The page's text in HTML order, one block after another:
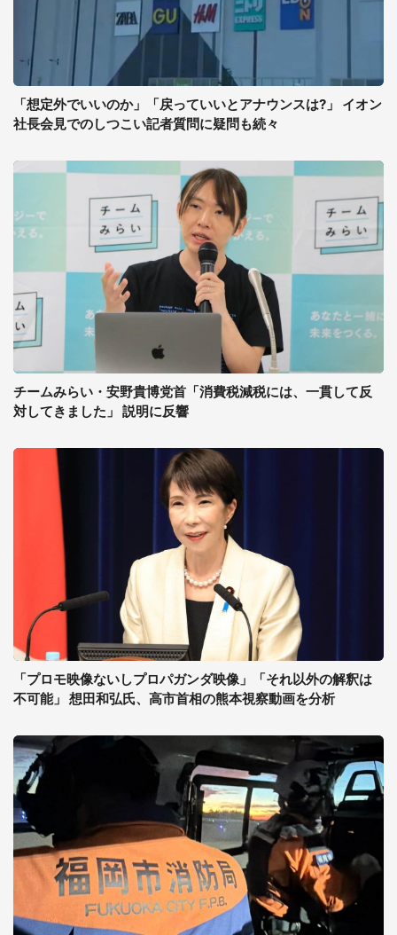
「想定外でいいのか」「戻っていいとアナウンスは?」 イオン
社長会見でのしつこい記者質問に疑問も続々
チームみらい・安野貴博党首「消費税減税には、一貫して反
対してきました」 説明に反響
「プロモ映像ないしプロパガンダ映像」「それ以外の解釈は
不可能」 想田和弘氏、高市首相の熊本視察動画を分析